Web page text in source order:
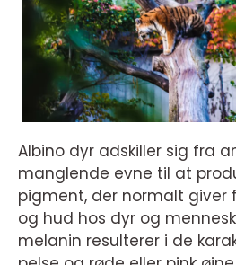
Albino dyr adskiller sig fra
manglende evne til at
pigment, der normalt giver
og hud hos dyr og
melanin resulterer i de